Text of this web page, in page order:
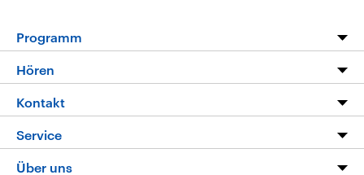
Programm
Programm
Die Nachrichten
Nachrichtenleicht
Neue Beiträge auf dlf.de
Hören
Livestream
Podcasts
Kontakt
Hörerservice
Service
FAQ
Über uns